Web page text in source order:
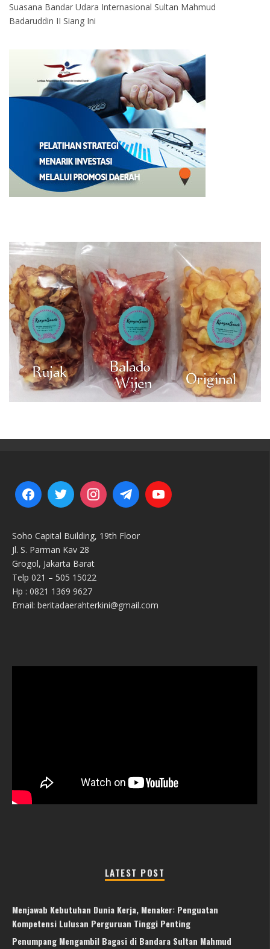
Suasana Bandar Udara Internasional Sultan Mahmud
Badaruddin II Siang Ini
Soho Capital Building, 19th Floor
Jl. S. Parman Kav 28
Grogol, Jakarta Barat
Telp 021 – 505 15022
Hp : 0821 1369 9627
Email: beritadaerahterkini@gmail.com
LATEST POST
Menjawab Kebutuhan Dunia Kerja, Menaker: Penguatan
Kompetensi Lulusan Perguruan Tinggi Penting
Penumpang Mengambil Bagasi di Bandara Sultan Mahmud